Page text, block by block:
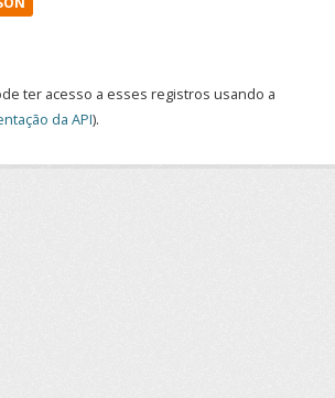
ter acesso a esses registros usando a
da API).